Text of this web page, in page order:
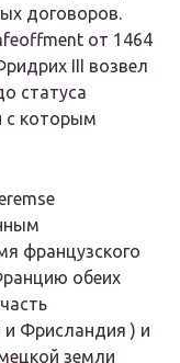
договоров.
от 1464
III возвел
статуса
с которым
французского
​​обеих
и Фрисландия ) и
земли